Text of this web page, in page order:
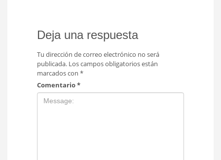
Deja una respuesta
Tu dirección de correo electrónico no será
publicada. Los campos obligatorios están
marcados con *
Comentario*